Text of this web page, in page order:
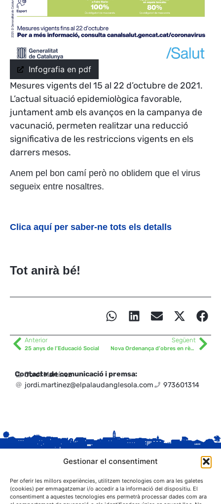
Gestionar el consentiment
Per oferir les millors experiències, utilitzem tecnologies com ara les galetes
(cookies) per emmagatzemar i/o accedir a la informació del dispositiu. El
consentiment a aquestes tecnologies ens permetrà processar dades com ara
Infografia en pdf
Mesures vigents del 15 al 22 d’octubre de 2021.
L’actual situació epidemiològica favorable,
juntament amb els avanços en la campanya de
vacunació, permeten realitzar una reducció
significativa de les restriccions vigents en els
darrers mesos.
Anem pel bon camí però no oblidem que el virus
segueix entre nosaltres.
Clica aquí per saber-ne tots els detalls
Tot anirà bé!
Anterior
25 anys de l’Educació Social
Següent
Nova Ordenança d’obres en règim de comunicació prèvia
Contacte de comunicació i premsa:
Jordi Martínez
jordi.martinez@elpalaudanglesola.com
973601314